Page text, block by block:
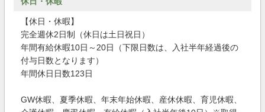
【休日・休暇】
完全週休2日制（休日は土日祝日）
年間有給休暇10日～20日（下限日数は、入社半年経過後の
付与日数となります）
年間休日日数123日
GW休暇、夏季休暇、年末年始休暇、産休休暇、育児休暇、